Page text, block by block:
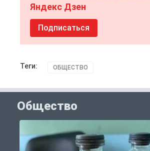
Яндекс Дзен
Подписаться
Теги: ОБЩЕСТВО
Общество